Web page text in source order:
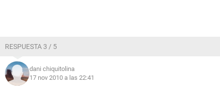
RESPUESTA 3 / 5
dani chiquitolina
17 nov 2010 a las 22:41